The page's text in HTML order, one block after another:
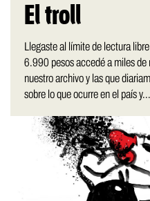
El troll
Llegaste al límite de lectura
6.990 pesos accedé a miles de
nuestro archivo y las que
sobre lo que ocurre en el país y...